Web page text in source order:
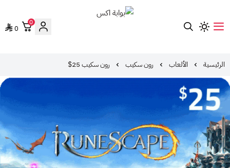
0
0
الرئيسية الألعاب رون سكيب رون سكيب 25$